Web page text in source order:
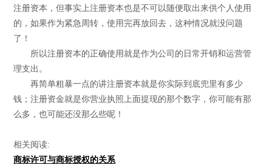
注册资本，但事实上注册资本也是不可以随便取出来供个人使用
的，如果作为紧急周转，使用完再放回去，这种情况就没问题
了！
所以注册资本的正确使用就是作为公司的日常开销和运营管
理支出。
再简单粗暴一点的讲注册资本就是你实际到底兜里有多少
钱；注册资金就是你营业执照上面提现的那个数字，你可能有那
么多，也可能还没那么些呢！
相关阅读:
商标许可与商标授权的关系